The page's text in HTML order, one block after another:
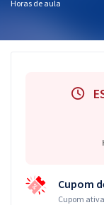
Horas de aula
Cupom
Cupom